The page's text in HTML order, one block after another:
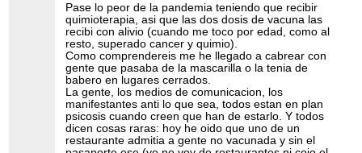
Pase lo peor de la pandemia teniendo que recibir
quimioterapia, asi que las dos dosis de vacuna las
recibi con alivio (cuando me toco por edad, como al
resto, superado cancer y quimio).
Como comprendereis me he llegado a cabrear con
gente que pasaba de la mascarilla o la tenia de
babero en lugares cerrados.
La gente, los medios de comunicacion, los
manifestantes anti lo que sea, todos estan en plan
psicosis cuando creen que han de estarlo. Y todos
dicen cosas raras: hoy he oido que uno de un
restaurante admitia a gente no vacunada y sin el